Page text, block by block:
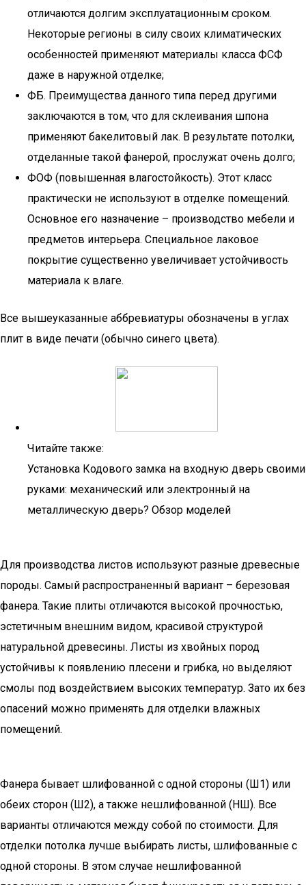
отличаются долгим эксплуатационным сроком.
Некоторые регионы в силу своих климатических
особенностей применяют материалы класса ФСФ
даже в наружной отделке;
ФБ. Преимущества данного типа перед другими
заключаются в том, что для склеивания шпона
применяют бакелитовый лак. В результате потолки,
отделанные такой фанерой, прослужат очень долго;
ФОФ (повышенная влагостойкость). Этот класс
практически не используют в отделке помещений.
Основное его назначение – производство мебели и
предметов интерьера. Специальное лаковое
покрытие существенно увеличивает устойчивость
материала к влаге.
Все вышеуказанные аббревиатуры обозначены в углах
плит в виде печати (обычно синего цвета).
Читайте также:
Установка Кодового замка на входную дверь своими
руками: механический или электронный на
металлическую дверь? Обзор моделей
Для производства листов используют разные древесные
породы. Самый распространенный вариант – березовая
фанера. Такие плиты отличаются высокой прочностью,
эстетичным внешним видом, красивой структурой
натуральной древесины. Листы из хвойных пород
устойчивы к появлению плесени и грибка, но выделяют
смолы под воздействием высоких температур. Зато их без
опасений можно применять для отделки влажных
помещений.
Фанера бывает шлифованной с одной стороны (Ш1) или
обеих сторон (Ш2), а также нешлифованной (НШ). Все
варианты отличаются между собой по стоимости. Для
отделки потолка лучше выбирать листы, шлифованные с
одной стороны. В этом случае нешлифованной